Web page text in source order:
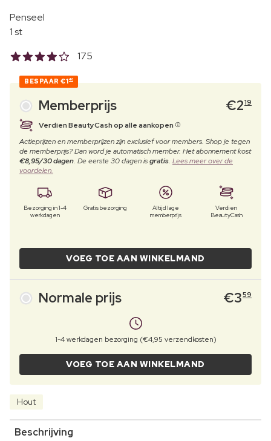
Penseel
1 st
175
BESPAAR €140
Memberprijs €219
Verdien BeautyCash op alle aankopen
Actieprijzen en memberprijzen zijn exclusief voor members. Shop je tegen
de memberprijs? Dan word je automatisch member. Het abonnement kost
€8,95/30 dagen. De eerste 30 dagen isgratis. Lees meer over de
voordelen.
Bezorging in 1-4
werkdagen
Gratis bezorging
Altijd lage
memberprijs
Verdien
BeautyCash
VOEG TOE AAN WINKELMAND
Normale prijs €359
1-4 werkdagen bezorging (€4,95 verzendkosten)
VOEG TOE AAN WINKELMAND
Hout
Beschrijving